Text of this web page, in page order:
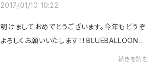
2017/01/10 10:22
明けましておめでとうございます。今年もどうぞ
よろしくお願いいたします！！BLUEBALLOONの
続きを読む